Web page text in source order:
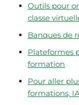
Outils pour
classe
Banques de
Plateformes
formation
Pour aller
formations,